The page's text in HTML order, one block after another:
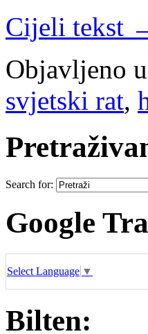
Cijeli tekst
Objavljeno
svjetski rat,
Search for:
Google
Select Language ▼
Bilten: